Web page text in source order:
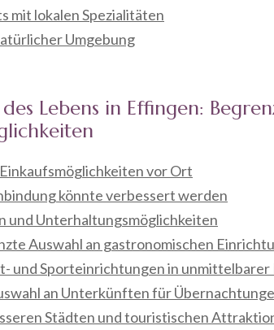
mit lokalen Spezialitäten
Umgebung
Lebens in Effingen:
vor Ort
könnte verbessert werden
und Unterhaltungsmöglichkeiten
Auswahl an gastronomischen
und Sporteinrichtungen in unmittelbarer
an Unterkünften für
Städten und touristischen